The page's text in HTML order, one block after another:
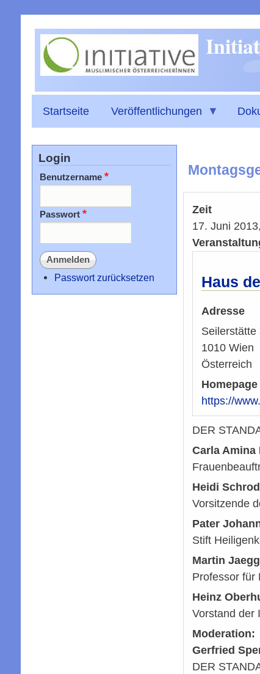
Startseite Veröffentlichungen
Zeit
17. Juni
Haus
Adresse
Seilerstätte
1010 Wien
Österreich
Homepage
https://
DER
Carla Amina
Heidi
Vorsitzende
Pater
Stift
Martin
Professor für
Heinz
Vorstand der
Moderation:
Gerfried
DER
Login
Benutzername
Passwort
Passwort zurücksetzen